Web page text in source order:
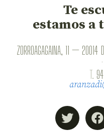
Te
estamos a
ZORROAGAGAINA, 11 — 20014
T.